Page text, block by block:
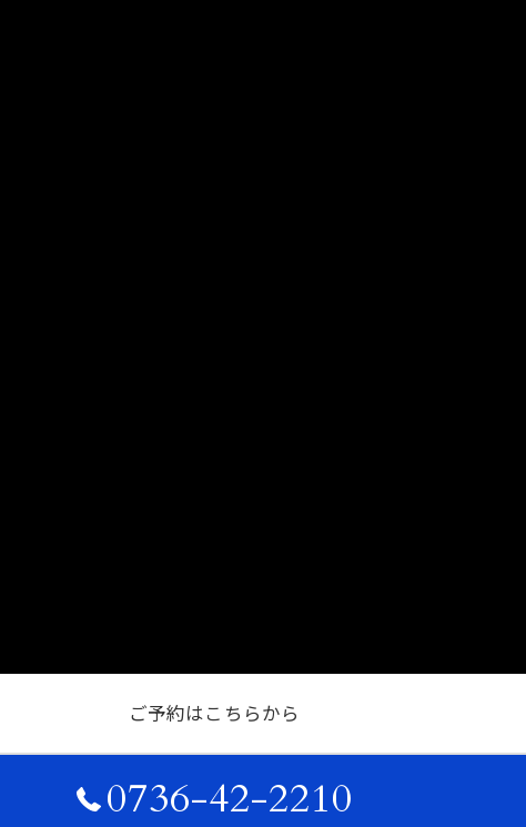
ご予約はこちらから
0736-42-2210